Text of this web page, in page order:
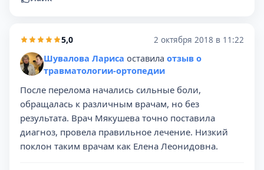
5,0 2 октября 2018 в 11:22
Шувалова Лариса оставила отзыв о
травматологии-ортопедии
После перелома начались сильные боли,
обращалась к различным врачам, но без
результата. Врач Мякушева точно поставила
диагноз, провела правильное лечение. Низкий
поклон таким врачам как Елена Леонидовна.